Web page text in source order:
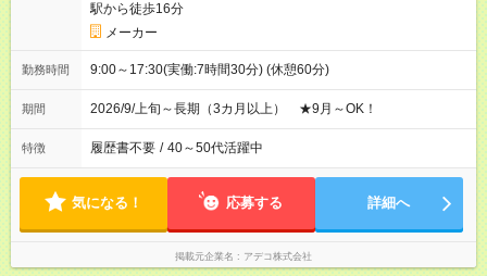
駅から徒歩16分
メーカー
勤務時間 9:00～17:30(実働:7時間30分) (休憩60分)
期間 2026/9/上旬～長期（3カ月以上） ★9月～OK！
特徴 履歴書不要 / 40～50代活躍中
気になる！ 応募する 詳細へ
掲載元企業名 アデコ株式会社